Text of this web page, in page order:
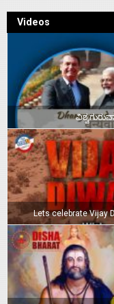
Videos
Lets celebrate Vijay